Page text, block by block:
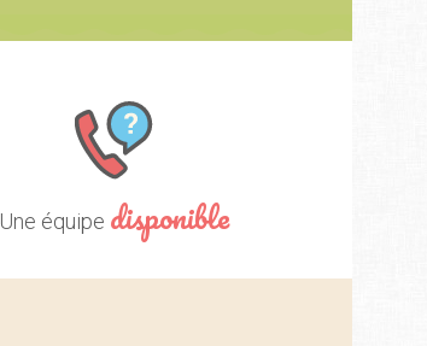
Une équipe disponible